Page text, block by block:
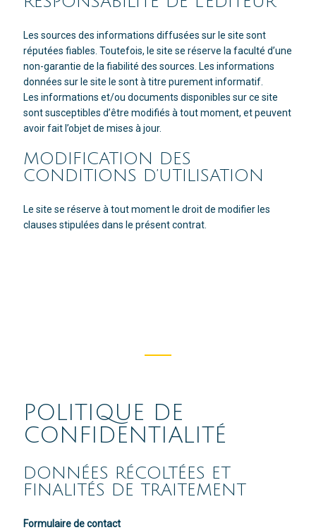
Les sources des informations diffusées sur le site sont
réputées fiables. Toutefois, le site se réserve la faculté d’une
non-garantie de la fiabilité des sources. Les informations
données sur le site le sont à titre purement informatif.
Les informations et/ou documents disponibles sur ce site
sont susceptibles d’être modifiés à tout moment, et peuvent
avoir fait l’objet de mises à jour.
MODIFICATION DES
CONDITIONS D’UTILISATION
Le site se réserve à tout moment le droit de modifier les
clauses stipulées dans le présent contrat.
POLITIQUE DE
CONFIDENTIALITÉ
DONNÉES RÉCOLTÉES ET
FINALITÉS DE TRAITEMENT
Formulaire de contact